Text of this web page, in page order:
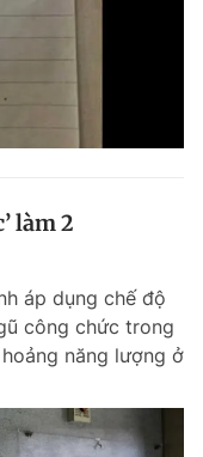
làm 2
áp dụng chế độ
công chức trong
năng lượng ở